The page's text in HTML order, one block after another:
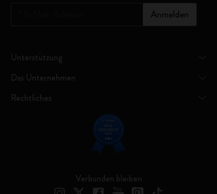
Anmelden
Unterstützung
Das Unternehmen
Rechtliches
Verbunden bleiben